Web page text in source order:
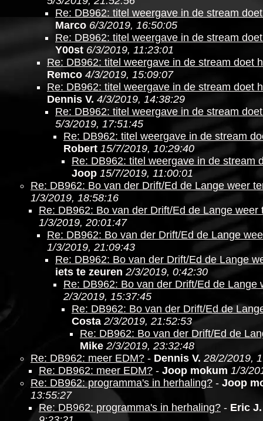
Re: DB962: titel weergave in de stream
Marco 6/3/2019, 16:50:05
Re: DB962: titel weergave in de stream
Y00st 6/3/2019, 11:23:01
Re: DB962: titel weergave in de stream doet
Remco 4/3/2019, 15:09:07
Re: DB962: titel weergave in de stream doet
Dennis V. 4/3/2019, 14:38:29
Re: DB962: titel weergave in de stream
5/3/2019, 17:51:45
Re: DB962: titel weergave in de stream
Robert 15/7/2019, 10:29:40
Re: DB962: titel weergave in de stream
Joop 15/7/2019, 11:00:01
Re: DB962: Bo van der Drift/Ed de Lange weer
1/3/2019, 18:58:16
Re: DB962: Bo van der Drift/Ed de Lange weer
1/3/2019, 20:01:47
Re: DB962: Bo van der Drift/Ed de Lange
1/3/2019, 21:09:43
Re: DB962: Bo van der Drift/Ed de Lange
iets te zeuren 2/3/2019, 0:42:30
Re: DB962: Bo van der Drift/Ed de Lange
2/3/2019, 15:37:45
Re: DB962: Bo van der Drift/Ed de
Costa 2/3/2019, 21:52:53
Re: DB962: Bo van der Drift/Ed de
Mike 2/3/2019, 23:32:48
Re: DB962: meer EDM? - Dennis V. 28/2/2019,
Re: DB962: meer EDM? - Joop mokum 1/3/
Re: DB962: programma's in herhaling? - Joop
13:55:27
Re: DB962: programma's in herhaling? - Eric J.